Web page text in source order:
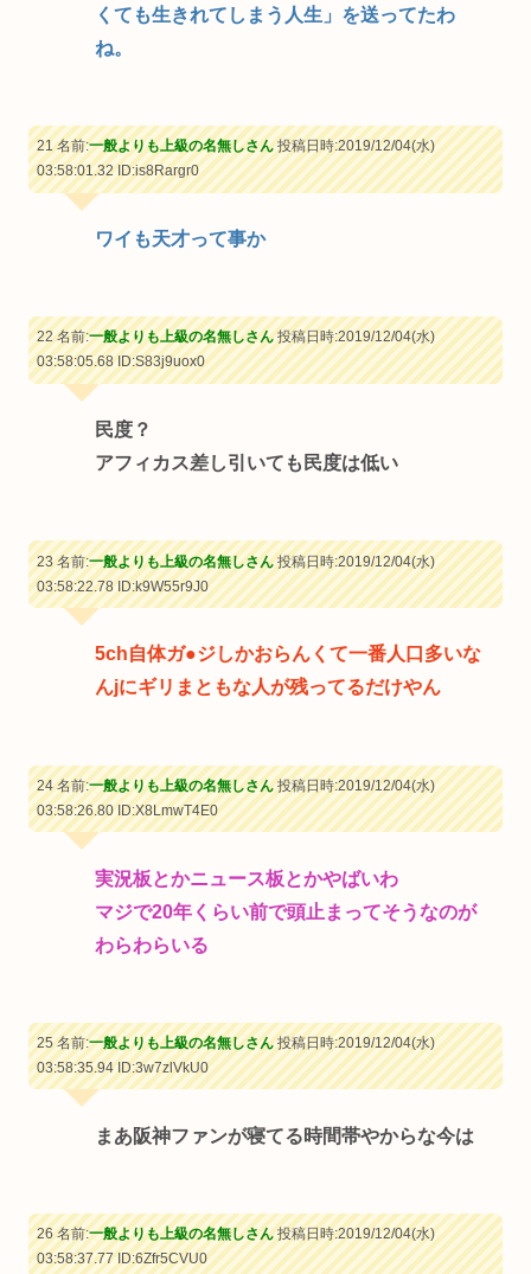
くても生きれてしまう人生」を送ってたわ
ね。
21 名前:一般よりも上級の名無しさん投稿日時:2019/12/04(水)
03:58:01.32ID:is8Rargr0
ワイも天才って事か
22 名前:一般よりも上級の名無しさん投稿日時:2019/12/04(水)
03:58:05.68ID:S83j9uox0
民度？
アフィカス差し引いても民度は低い
23 名前:一般よりも上級の名無しさん投稿日時:2019/12/04(水)
03:58:22.78ID:k9W55r9J0
5ch自体ガ●ジしかおらんくて一番人口多いな
んjにギリまともな人が残ってるだけやん
24 名前:一般よりも上級の名無しさん投稿日時:2019/12/04(水)
03:58:26.80ID:X8LmwT4E0
実況板とかニュース板とかやばいわ
マジで20年くらい前で頭止まってそうなのが
わらわらいる
25 名前:一般よりも上級の名無しさん投稿日時:2019/12/04(水)
03:58:35.94ID:3w7zlVkU0
まあ阪神ファンが寝てる時間帯やからな今は
26 名前:一般よりも上級の名無しさん投稿日時:2019/12/04(水)
03:58:37.77ID:6Zfr5CVU0